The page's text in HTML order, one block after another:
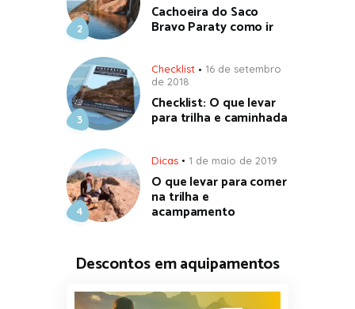
Cachoeira do Saco
Bravo Paraty como ir
Checklist
16 de setembro
de 2018
Checklist: O que levar
para trilha e caminhada
Dicas 1 de maio de 2019
O que levar para comer
na trilha e
acampamento
Descontos em aquipamentos